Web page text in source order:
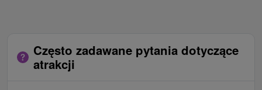
Często zadawane pytania dotyczące
atrakcji